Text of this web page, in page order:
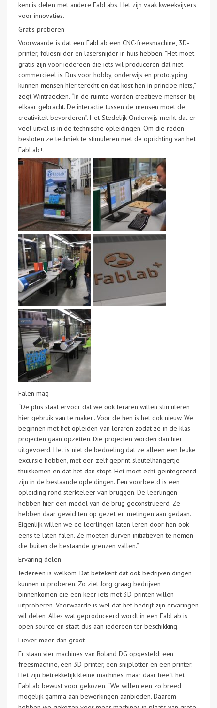
kennis delen met andere FabLabs. Het zijn vaak kweekvijvers
voor innovaties.
Gratis proberen
Voorwaarde is dat een FabLab een CNC-freesmachine, 3D-
printer, foliesnijder en lasersnijder in huis hebben. “Het moet
gratis zijn voor iedereen die iets wil produceren dat niet
commercieel is. Dus voor hobby, onderwijs en prototyping
kunnen mensen hier terecht en dat kost hen in principe niets,”
zegt Wintraecken. “In de ruimte worden creatieve mensen bij
elkaar gebracht. De interactie tussen de mensen moet de
creativiteit bevorderen”. Het Stedelijk Onderwijs merkt dat er
veel uitval is in de technische opleidingen. Om die reden
besloten ze techniek te stimuleren met de oprichting van het
FabLab+.
Falen mag
“De plus staat ervoor dat we ook leraren willen stimuleren
hier gebruik van te maken. Voor de hen is het ook nieuw. We
beginnen met het opleiden van leraren zodat ze in de klas
projecten gaan opzetten. Die projecten worden dan hier
uitgevoerd. Het is niet de bedoeling dat ze alleen een leuke
excursie hebben, met een zelf geprint sleutelhangertje
thuiskomen en dat het dan stopt. Het moet echt geïntegreerd
zijn in de bestaande opleidingen. Een voorbeeld is een
opleiding rond sterkteleer van bruggen. De leerlingen
hebben hier een model van de brug geconstrueerd. Ze
hebben daar gewichten op gezet en metingen aan gedaan.
Eigenlijk willen we de leerlingen laten leren door hen ook
eens te laten falen. Ze moeten durven initiatieven te nemen
die buiten de bestaande grenzen vallen.”
Ervaring delen
Iedereen is welkom. Dat betekent dat ook bedrijven dingen
kunnen uitproberen. Zo ziet Jorg graag bedrijven
binnenkomen die een keer iets met 3D-printen willen
uitproberen. Voorwaarde is wel dat het bedrijf zijn ervaringen
wil delen. Alles wat geproduceerd wordt in een FabLab is
open source en staat dus aan iedereen ter beschikking.
Liever meer dan groot
Er staan vier machines van Roland DG opgesteld: een
freesmachine, een 3D-printer, een snijplotter en een printer.
Het zijn betrekkelijk kleine machines, maar daar heeft het
FabLab bewust voor gekozen. “We willen een zo breed
mogelijk gamma aan bewerkingen aanbieden. Daarom